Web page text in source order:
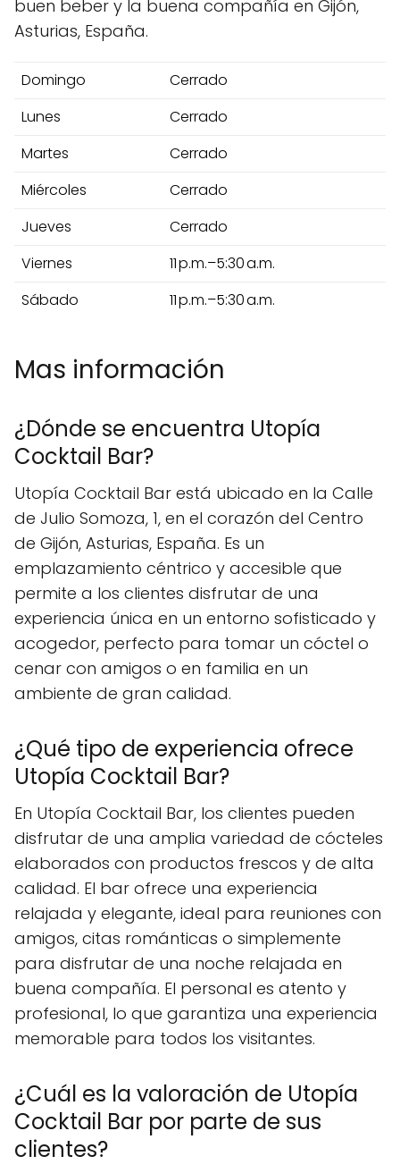
buen beber y la buena compañía en Gijón,
Asturias, España.
Domingo
Cerrado
Lunes
Cerrado
Martes
Cerrado
Miércoles
Cerrado
Jueves
Cerrado
Viernes
11 p.m.–5:30 a.m.
Sábado
11 p.m.–5:30 a.m.
Mas información
¿Dónde se encuentra Utopía
Cocktail Bar?
Utopía Cocktail Bar está ubicado en la Calle
de Julio Somoza, 1, en el corazón del Centro
de Gijón, Asturias, España. Es un
emplazamiento céntrico y accesible que
permite a los clientes disfrutar de una
experiencia única en un entorno sofisticado y
acogedor, perfecto para tomar un cóctel o
cenar con amigos o en familia en un
ambiente de gran calidad.
¿Qué tipo de experiencia ofrece
Utopía Cocktail Bar?
En Utopía Cocktail Bar, los clientes pueden
disfrutar de una amplia variedad de cócteles
elaborados con productos frescos y de alta
calidad. El bar ofrece una experiencia
relajada y elegante, ideal para reuniones con
amigos, citas románticas o simplemente
para disfrutar de una noche relajada en
buena compañía. El personal es atento y
profesional, lo que garantiza una experiencia
memorable para todos los visitantes.
¿Cuál es la valoración de Utopía
Cocktail Bar por parte de sus
clientes?